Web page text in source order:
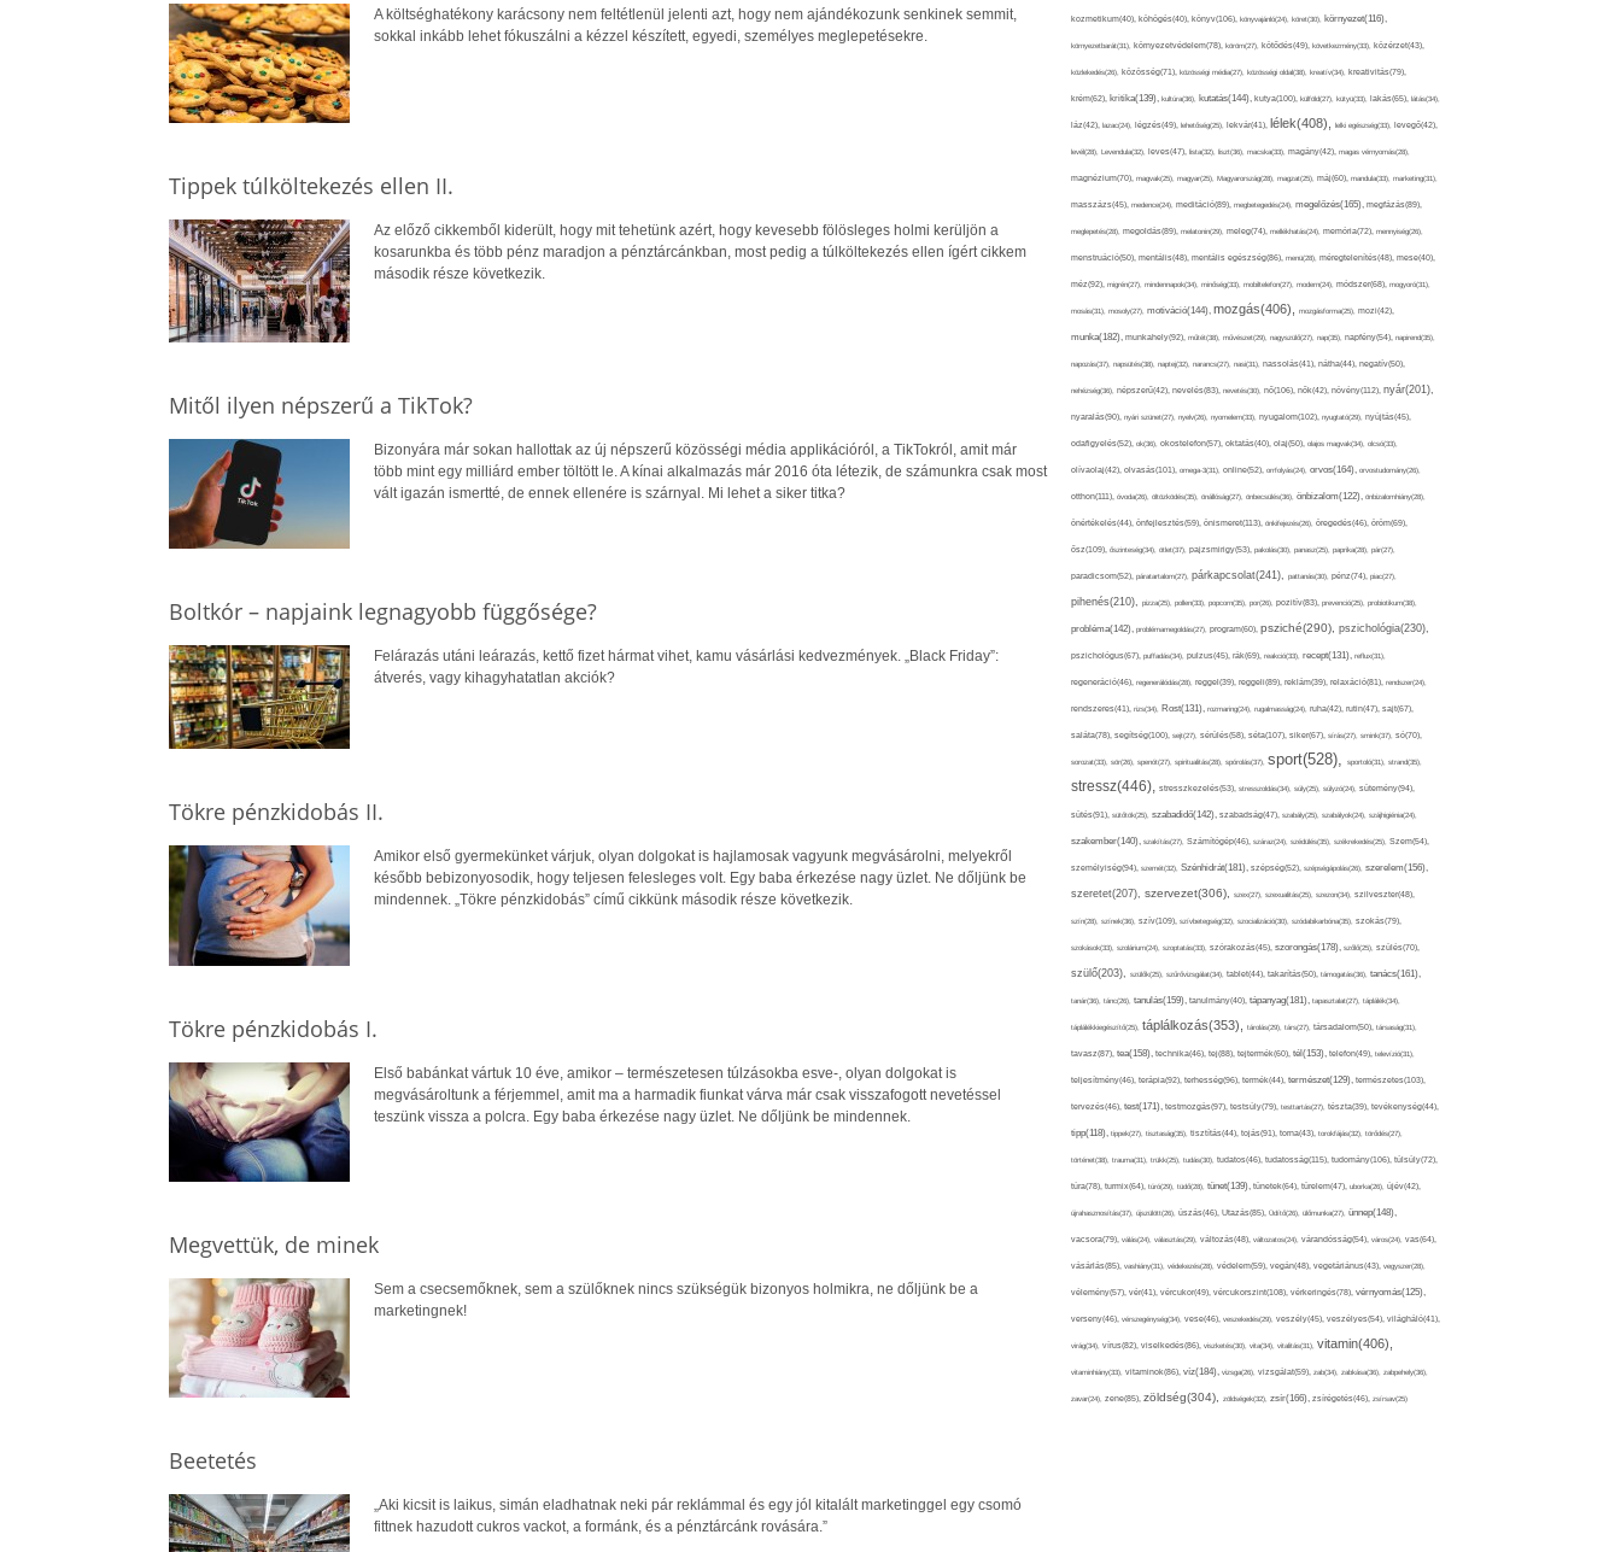
A költséghatékony karácsony nem feltétlenül jelenti azt, hogy nem ajándékozunk senkinek semmit,
sokkal inkább lehet fókuszálni a kézzel készített, egyedi, személyes meglepetésekre.
Tippek túlköltekezés ellen II.
Az előző cikkemből kiderült, hogy mit tehetünk azért, hogy kevesebb fölösleges holmi kerüljön a
kosarunkba és több pénz maradjon a pénztárcánkban, most pedig a túlköltekezés ellen ígért cikkem
második része következik.
Mitől ilyen népszerű a TikTok?
Bizonyára már sokan hallottak az új népszerű közösségi média applikációról, a TikTokról, amit már
több mint egy milliárd ember töltött le. A kínai alkalmazás már 2016 óta létezik, de számunkra csak most
vált igazán ismertté, de ennek ellenére is szárnyal. Mi lehet a siker titka?
Boltkór – napjaink legnagyobb függősége?
Felárazás utáni leárazás, kettő fizet hármat vihet, kamu vásárlási kedvezmények. „Black Friday”:
átverés, vagy kihagyhatatlan akciók?
Tökre pénzkidobás II.
Amikor első gyermekünket várjuk, olyan dolgokat is hajlamosak vagyunk megvásárolni, melyekről
később bebizonyosodik, hogy teljesen felesleges volt. Egy baba érkezése nagy üzlet. Ne dőljünk be
mindennek. „Tökre pénzkidobás” című cikkünk második része következik.
Tökre pénzkidobás I.
Első babánkat vártuk 10 éve, amikor – természetesen túlzásokba esve-, olyan dolgokat is
megvásároltunk a férjemmel, amit ma a harmadik fiunkat várva már csak visszafogott nevetéssel
teszünk vissza a polcra. Egy baba érkezése nagy üzlet. Ne dőljünk be mindennek.
Megvettük, de minek
Sem a csecsemőknek, sem a szülőknek nincs szükségük bizonyos holmikra, ne dőljünk be a
marketingnek!
Beetetés
„Aki kicsit is laikus, simán eladhatnak neki pár reklámmal és egy jól kitalált marketinggel egy csomó
fittnek hazudott cukros vackot, a formánk, és a pénztárcánk rovására.”
kozmetikum(40), köhögés(40), könyv(106), könyvajánló(24), köret(30), környezet(116),
környezetbarát(31), környezetvédelem(78), köröm(27), kötődés(49), következmény(33), közérzet(43),
közlekedés(26), közösség(71), közösségi média(27), közösségi oldal(38), kreatív(34), kreativitás(79),
krém(62), kritika(139), kultúra(36), kutatás(144), kutya(100), külföld(27), kütyü(33), lakás(65), látás(34),
láz(42), lazac(24), légzés(49), lehetőség(25), lekvár(41), lélek(408), lelki egészség(33), levegő(42),
levél(28), Levendula(32), leves(47), lista(32), liszt(36), macska(33), magány(42), magas vérnyomás(28),
magnézium(70), magvak(25), magyar(25), Magyarország(28), magzat(25), máj(60), mandula(33), marketing(31),
masszázs(45), medence(24), meditáció(89), megbetegedés(24), megelőzés(165), megfázás(89),
meglepetés(28), megoldás(89), melatonin(29), meleg(74), mellékhatás(24), memória(72), mennyiség(26),
menstruáció(50), mentális(48), mentális egészség(86), menü(28), méregtelenítés(48), mese(40),
méz(92), migrén(27), mindennapok(34), minőség(33), mobiltelefon(27), modern(24), módszer(68), mogyoró(31),
mosás(31), mosoly(27), motiváció(144), mozgás(406), mozgásforma(25), mozi(42),
munka(182), munkahely(92), műtét(38), művészet(29), nagyszülő(27), nap(35), napfény(54), napirend(35),
napozás(37), napsütés(38), naptej(32), narancs(27), nasi(31), nassolás(41), nátha(44), negatív(50),
nehézség(36), népszerű(42), nevelés(83), nevetés(30), nő(106), nők(42), növény(112), nyár(201),
nyaralás(90), nyári szünet(27), nyelv(26), nyomelem(33), nyugalom(102), nyugtató(29), nyújtás(45),
odafigyelés(52), ok(36), okostelefon(57), oktatás(40), olaj(50), olajos magvak(34), olcsó(33),
olívaolaj(42), olvasás(101), omega-3(31), online(52), orrfolyás(24), orvos(164), orvostudomány(26),
otthon(111), óvoda(26), öltözködés(35), önállóság(27), önbecsülés(36), önbizalom(122), önbizalomhiány(28),
önértékelés(44), önfejlesztés(59), önismeret(113), önkifejezés(26), öregedés(46), öröm(69),
ősz(109), őszinteség(34), ötlet(37), pajzsmirigy(53), pakolás(30), panasz(25), paprika(28), pár(27),
paradicsom(52), páratartalom(27), párkapcsolat(241), pattanás(30), pénz(74), piac(27),
pihenés(210), pizza(25), pollen(33), popcorn(35), por(26), pozitív(83), prevenció(25), probiotikum(38),
probléma(142), problémamegoldás(27), program(60), psziché(290), pszichológia(230),
pszichológus(67), puffadás(34), pulzus(45), rák(69), reakció(33), recept(131), reflux(31),
regeneráció(46), regenerálódás(28), reggel(39), reggeli(89), reklám(39), relaxáció(81), rendszer(24),
rendszeres(41), rizs(34), Rost(131), rozmaring(24), rugalmasság(24), ruha(42), rutin(47), sajt(67),
saláta(78), segítség(100), sejt(27), sérülés(58), séta(107), siker(67), sírás(27), smink(37), só(70),
sorozat(33), sör(26), spenót(27), spiritualitás(28), spórolás(37), sport(528), sportoló(31), strand(35),
stressz(446), stresszkezelés(53), stresszoldás(34), súly(25), súlyzó(24), sütemény(94),
sütés(91), sütőtök(25), szabadidő(142), szabadság(47), szabály(25), szabályok(24), szájhigiénia(24),
szakember(140), szakítás(27), Számítógép(46), száraz(24), szédülés(35), székrekedés(25), Szem(54),
személyiség(94), szemét(32), Szénhidrát(181), szépség(52), szépségápolás(26), szerelem(156),
szeretet(207), szervezet(306), szex(27), szexualitás(25), szezon(34), szilveszter(48),
szín(28), színek(36), szív(109), szívbetegség(32), szocializáció(30), szódabikarbóna(35), szokás(79),
szokások(33), szolárium(24), szoptatás(33), szórakozás(45), szorongás(178), szőlő(25), szülés(70),
szülő(203), szülők(25), szűrővizsgálat(34), tablet(44), takarítás(50), támogatás(36), tanács(161),
tanár(36), tánc(26), tanulás(159), tanulmány(40), tápanyag(181), tapasztalat(27), táplálék(34),
táplálékkiegészítő(25), táplálkozás(353), tárolás(29), társ(27), társadalom(50), társaság(31),
tavasz(87), tea(158), technika(46), tej(88), tejtermék(60), tél(153), telefon(49), televízió(31),
teljesítmény(46), terápia(92), terhesség(96), termék(44), természet(129), természetes(103),
tervezés(46), test(171), testmozgás(97), testsúly(79), testtartás(27), tészta(39), tevékenység(44),
tipp(118), tippek(27), tisztaság(35), tisztítás(44), tojás(91), torna(43), torokfájás(32), törődés(27),
történet(38), trauma(31), trükk(25), tudás(30), tudatos(46), tudatosság(115), tudomány(106), túlsúly(72),
túra(78), turmix(64), túró(29), tüdő(28), tünet(139), tünetek(64), türelem(47), uborka(26), újév(42),
újrahasznosítás(37), újszülött(26), úszás(46), Utazás(85), Üdítő(26), ülőmunka(27), ünnep(148),
vacsora(79), válás(24), választás(29), változás(48), változatos(24), várandósság(54), város(24), vas(64),
vásárlás(85), vashiány(31), védekezés(28), védelem(59), vegán(48), vegetáriánus(43), vegyszer(28),
vélemény(57), vér(41), vércukor(49), vércukorszint(108), vérkeringés(78), vérnyomás(125),
verseny(46), vérszegénység(34), vese(46), veszekedés(29), veszély(45), veszélyes(54), világháló(41),
virág(34), vírus(82), viselkedés(86), viszketés(30), vita(34), vitalitás(31), vitamin(406),
vitaminhiány(33), vitaminok(86), víz(184), vizsga(26), vizsgálat(59), zab(34), zabkása(36), zabpehely(36),
zavar(24), zene(85), zöldség(304), zöldségek(32), zsír(166), zsírégetés(46), zsírsav(25)